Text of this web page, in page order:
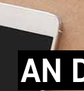
AN